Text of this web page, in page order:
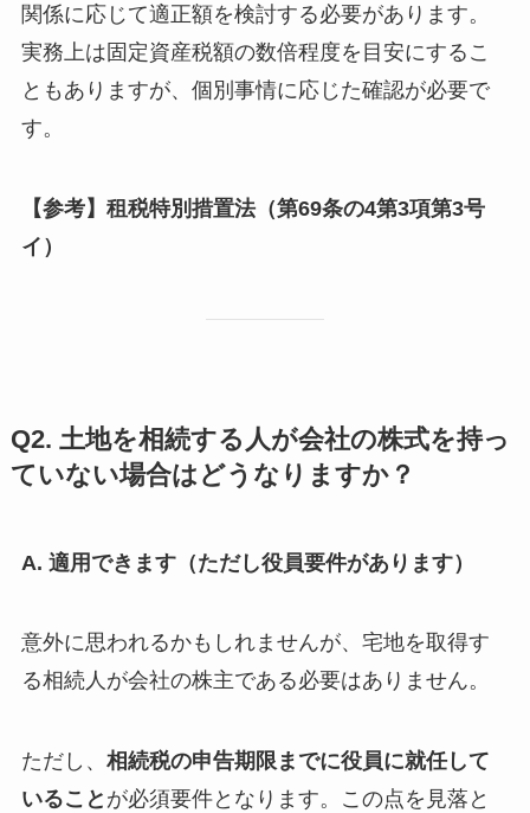
関係に応じて適正額を検討する必要があります。
実務上は固定資産税額の数倍程度を目安にするこ
ともありますが、個別事情に応じた確認が必要で
す。
【参考】租税特別措置法（第69条の4第3項第3号
イ）
Q2. 土地を相続する人が会社の株式を持っ
ていない場合はどうなりますか？
A. 適用できます（ただし役員要件があります）
意外に思われるかもしれませんが、宅地を取得す
る相続人が会社の株主である必要はありません。
ただし、 相続税の申告期限までに役員に就任して
いること が必須要件となります。この点を見落と